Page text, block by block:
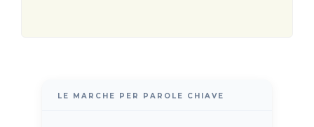
LE MARCHE PER PAROLE CHIAVE